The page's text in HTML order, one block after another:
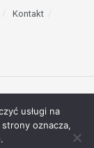
Kontakt
usługi na
oznacza,